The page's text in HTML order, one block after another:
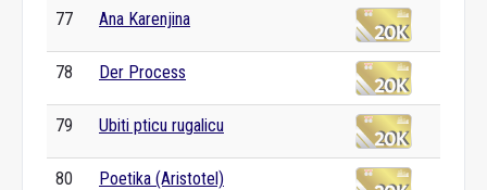
77 Ana Karenjina
78 Der Process
79 Ubiti pticu rugalicu
80 Poetika (Aristotel)